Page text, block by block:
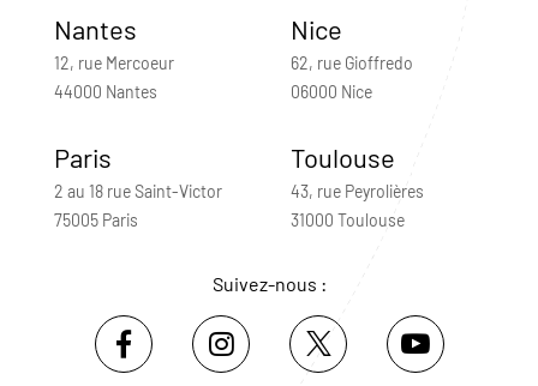
Nantes
12, rue Mercoeur
44000 Nantes
Nice
62, rue Gioffredo
06000 Nice
Paris
2 au 18 rue Saint-Victor
75005 Paris
Toulouse
43, rue Peyrolières
31000 Toulouse
Suivez-nous :